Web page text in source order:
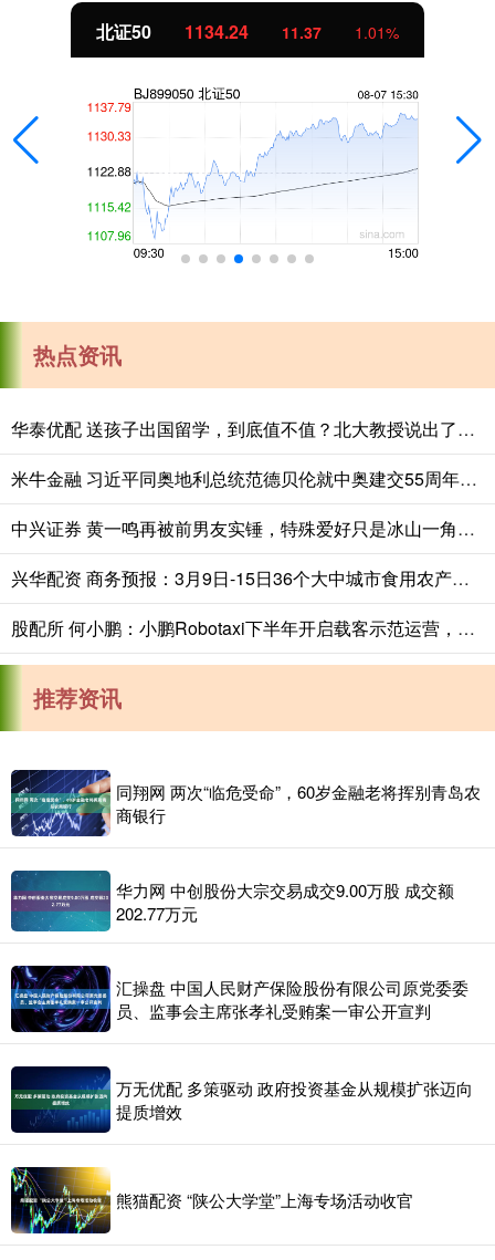
北证50 1134.24 11.37 1.01%
热点资讯
华泰优配 送孩子出国留学，到底值不值？北大教授说出了真相
米牛金融 习近平同奥地利总统范德贝伦就中奥建交55周年互致贺电
中兴证券 黄一鸣再被前男友实锤，特殊爱好只是冰山一角，60岁金主藏不住了
兴华配资 商务预报：3月9日-15日36个大中城市食用农产品零售价格情况
股配所 何小鹏：小鹏Robotaxi下半年开启载客示范运营，完全自动驾驶将在未来1到3年到来
推荐资讯
同翔网 两次“临危受命”，60岁金融老将挥别青岛农
商银行
华力网 中创股份大宗交易成交9.00万股 成交额
202.77万元
汇操盘 中国人民财产保险股份有限公司原党委委
员、监事会主席张孝礼受贿案一审公开宣判
万无优配 多策驱动 政府投资基金从规模扩张迈向
提质增效
熊猫配资 “陕公大学堂”上海专场活动收官